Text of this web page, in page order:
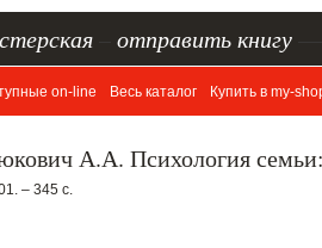
отправить книгу
on-line Весь каталог Купить в my-
А.А. Психология
– 345 с.